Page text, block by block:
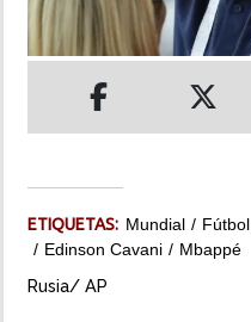
MULTIMEDIA
ETIQUETAS: Mundial Fútbol
Edinson Cavani
Mbappé
Rusia/ AP